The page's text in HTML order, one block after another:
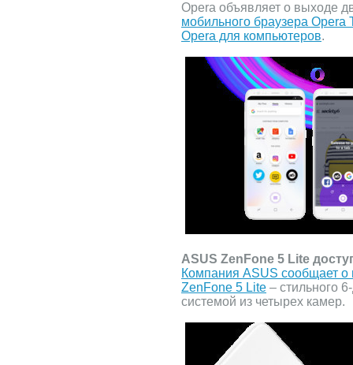
Opera объявляет о выходе
мобильного браузера Opera
Opera для компьютеров.
ASUS ZenFone 5 Lite
Компания ASUS сообщает
ZenFone 5 Lite – стильного
системой из четырех камер.